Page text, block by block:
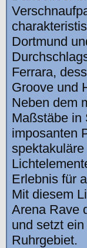
Dortmund
Ferrara,
Groove und
Neben dem
Maßstäbe in
imposanten
Erlebnis für
Mit diesem
Arena Rave
und setzt
Ruhrgebiet.